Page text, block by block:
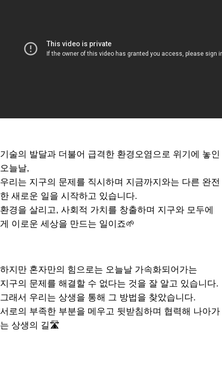
기술의 발달과 더불어 급격한 환경오염으로 위기에 놓인
오늘날,
우리는 지구의 문제를 직시하며 지금까지와는 다른 완전
한 새로운 일을 시작하고 있습니다.
환경을 살리고, 사회적 가치를 창출하며 지구와 모두에
게 이로운 세상을 만드는 일이죠🌱
하지만 혼자만의 힘으로는 오늘날 가속화되어가는
지구의 문제를 해결할 수 없다는 것을 잘 알고 있습니다.
그래서 우리는 상생을 통해 그 방법을 찾았습니다.
서로의 부족한 부분을 메우고 뒷받침하며 협력해 나아가
는 상생의 길🛣